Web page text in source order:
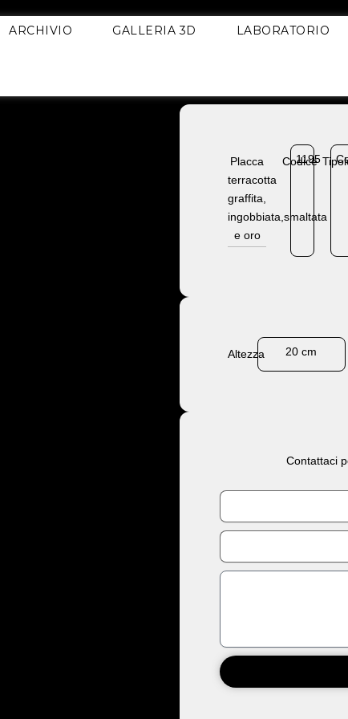
ARCHIVIO GALLERIA 3D LABORATORIO
Placca
terracotta
graffita,
ingobbiata,smaltata
e oro
Codice
1195
Altezza 20 cm
Contattaci
Nome
Email
Messaggio